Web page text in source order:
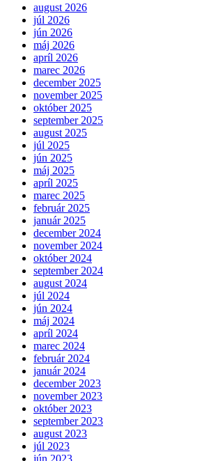
august 2026
júl 2026
jún 2026
máj 2026
apríl 2026
marec 2026
december 2025
november 2025
október 2025
september 2025
august 2025
júl 2025
jún 2025
máj 2025
apríl 2025
marec 2025
február 2025
január 2025
december 2024
november 2024
október 2024
september 2024
august 2024
júl 2024
jún 2024
máj 2024
apríl 2024
marec 2024
február 2024
január 2024
december 2023
november 2023
október 2023
september 2023
august 2023
júl 2023
jún 2023